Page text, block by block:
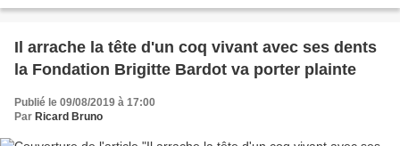
Il arrache la tête d'un coq vivant avec ses dents
la Fondation Brigitte Bardot va porter plainte
Publié le 09/08/2019 à 17:00
Par Ricard Bruno